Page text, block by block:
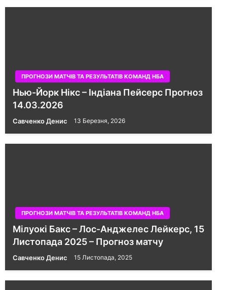
ПРОГНОЗИ МАТЧІВ ТА РЕЗУЛЬТАТІВ КОМАНД НБА
Нью-Йорк Нікс – Індіана Пейсерс Прогноз
14.03.2026
Савченко Денис 13 Березня, 2026
ПРОГНОЗИ МАТЧІВ ТА РЕЗУЛЬТАТІВ КОМАНД НБА
Мілуокі Бакс – Лос-Анджелес Лейкерс, 15
Листопада 2025 – Прогноз матчу
Савченко Денис 15 Листопада, 2025